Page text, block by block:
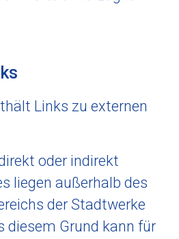
Links zu externen
oder indirekt
liegen außerhalb des
der Stadtwerke
diesem Grund kann für